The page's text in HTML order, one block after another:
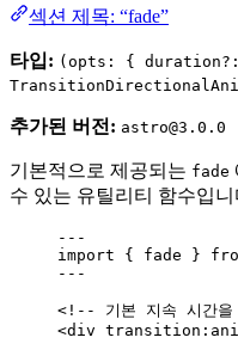
섹션 제목: “fade”
타입: (opts: {
추가된 버전: astro@3.0.0
기본적으로 제공되는 fade
수 있는 유틸리티 함수입니
---
import { fade }
---
<!-- 기본 지속 시간을
<div